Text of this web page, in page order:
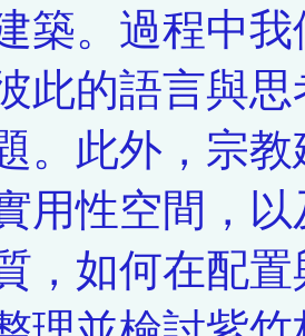
築。過程中
此的語言與
。此外，宗
用性空間，
，如何在配